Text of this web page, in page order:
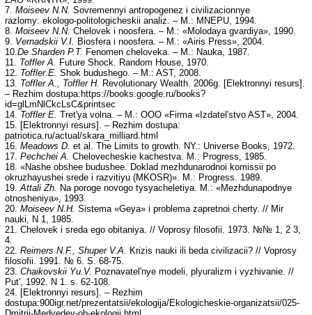
7. Moiseev N.N. Sovremennyi antropogenez i civilizacionnye
razlomy: ekologo-politologicheskii analiz. – M.: MNEPU, 1994.
8. Moiseev N.N. Chelovek i noosfera. – M.: «Molodaya gvardiya», 1990.
9. Vernadskii V.I.
Biosfera i noosfera. – M.: «Airis Press», 2004.
10. De Sharden P.T. Fenomen cheloveka. – M.: Nauka, 1987.
11. Toffler A.
Future Shock. Random House, 1970.
12. Toffler. E. Shok budushego. – M.: AST, 2008.
13. Toffler A., Toffler H. Revolutionary Wealth. 2006g. [Elektronnyi resurs].
– Rezhim dostupa:https://books.google.ru/books?
id=glLmNlCkcLsC&printsec
14. Toffler E. Tret'ya volna. – M.: OOO «Firma «Izdatel'stvo AST», 2004.
15. [Elektronnyi resurs]. – Rezhim dostupa:
patriotica.ru/actual/skara_milliard.html
16. Meadows D. et al. The Limits to growth. NY.: Universe Books, 1972.
17. Pechchei A. Chelovecheskie kachestva. M.: Progress, 1985.
18. «Nashe obshee budushee. Doklad mezhdunarodnoi komissii po
okruzhayushei srede i razvitiyu (MKOSR)». M.: Progress. 1989.
19. Attali Zh.
Na poroge novogo tysyacheletiya. M.: «Mezhdunapodnye
otnosheniya», 1993.
20. Moiseev N.H. Sistema «Geya» i problema zapretnoi cherty. // Mir
nauki, N 1, 1985.
21. Chelovek i sreda ego obitaniya. // Voprosy filosofii. 1973. №№ 1, 2 3,
4.
22. Reimers N.F., Shuper V.A.
Krizis nauki ili beda civilizacii? // Voprosy
filosofii. 1991. № 6. S. 68-75.
23. Chaikovskii Yu.V. Poznavatel'nye modeli, plyuralizm i vyzhivanie. //
Put', 1992. N 1. s. 62-108.
24. [Elektronnyi resurs]. – Rezhim
dostupa:900igr.net/prezentatsii/ekologija/Ekologicheskie-organizatsii/025-